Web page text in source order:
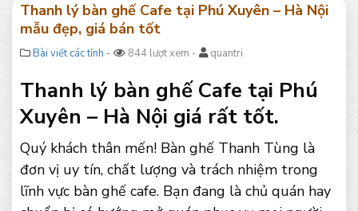
Thanh lý bàn ghế Cafe tại Phú Xuyên – Hà Nội
mẫu đẹp, giá bán tốt
Bài viết các tỉnh - 844 lượt xem - quantri
Thanh lý bàn ghế Cafe tại Phú
Xuyên – Hà Nội giá rất tốt.
Quý khách thân mến! Bàn ghế Thanh Tùng là
đơn vị uy tín, chất lượng và trách nhiệm trong
lĩnh vực bàn ghế cafe. Bạn đang là chủ quán hay